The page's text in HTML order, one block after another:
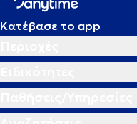
Κατέβασε το app